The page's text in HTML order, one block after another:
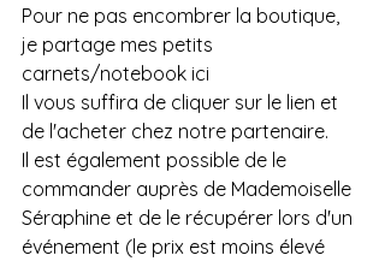
Pour ne pas encombrer la boutique,
je partage mes petits
carnets/notebook ici
Il vous suffira de cliquer sur le lien et
de l'acheter chez notre partenaire.
Il est également possible de le
commander auprès de Mademoiselle
Séraphine et de le récupérer lors d'un
événement (le prix est moins élevé